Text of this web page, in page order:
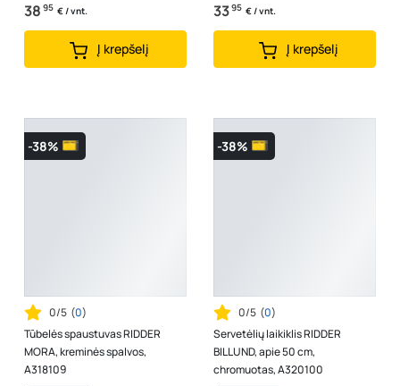
38 95 € / vnt.
Į krepšelį
3395 € / vnt.
Į krepšelį
-38%
0/5 (0)
Tūbelės spaustuvas RIDDER
MORA, kreminės spalvos,
A318109
-38%
0/5 (0)
Servetėlių laikiklis RIDDER
BILLUND, apie 50 cm,
chromuotas, A320100